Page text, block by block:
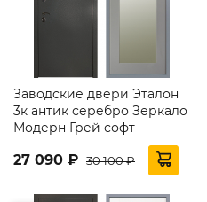
Заводские двери Эталон
3к антик серебро Зеркало
Модерн Грей софт
27 090 ₽ 30 100 ₽